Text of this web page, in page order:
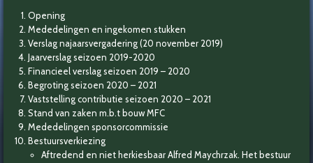
Opening
Mededelingen en ingekomen stukken
Verslag najaarsvergadering (20 november 2019)
Jaarverslag seizoen 2019-2020
Financieel verslag seizoen 2019 – 2020
Begroting seizoen 2020 – 2021
Vaststelling contributie seizoen 2020 – 2021
Stand van zaken m.b.t bouw MFC
Mededelingen sponsorcommissie
Bestuursverkiezing
Aftredend en niet herkiesbaar Alfred Maychrzak. Het bestuur